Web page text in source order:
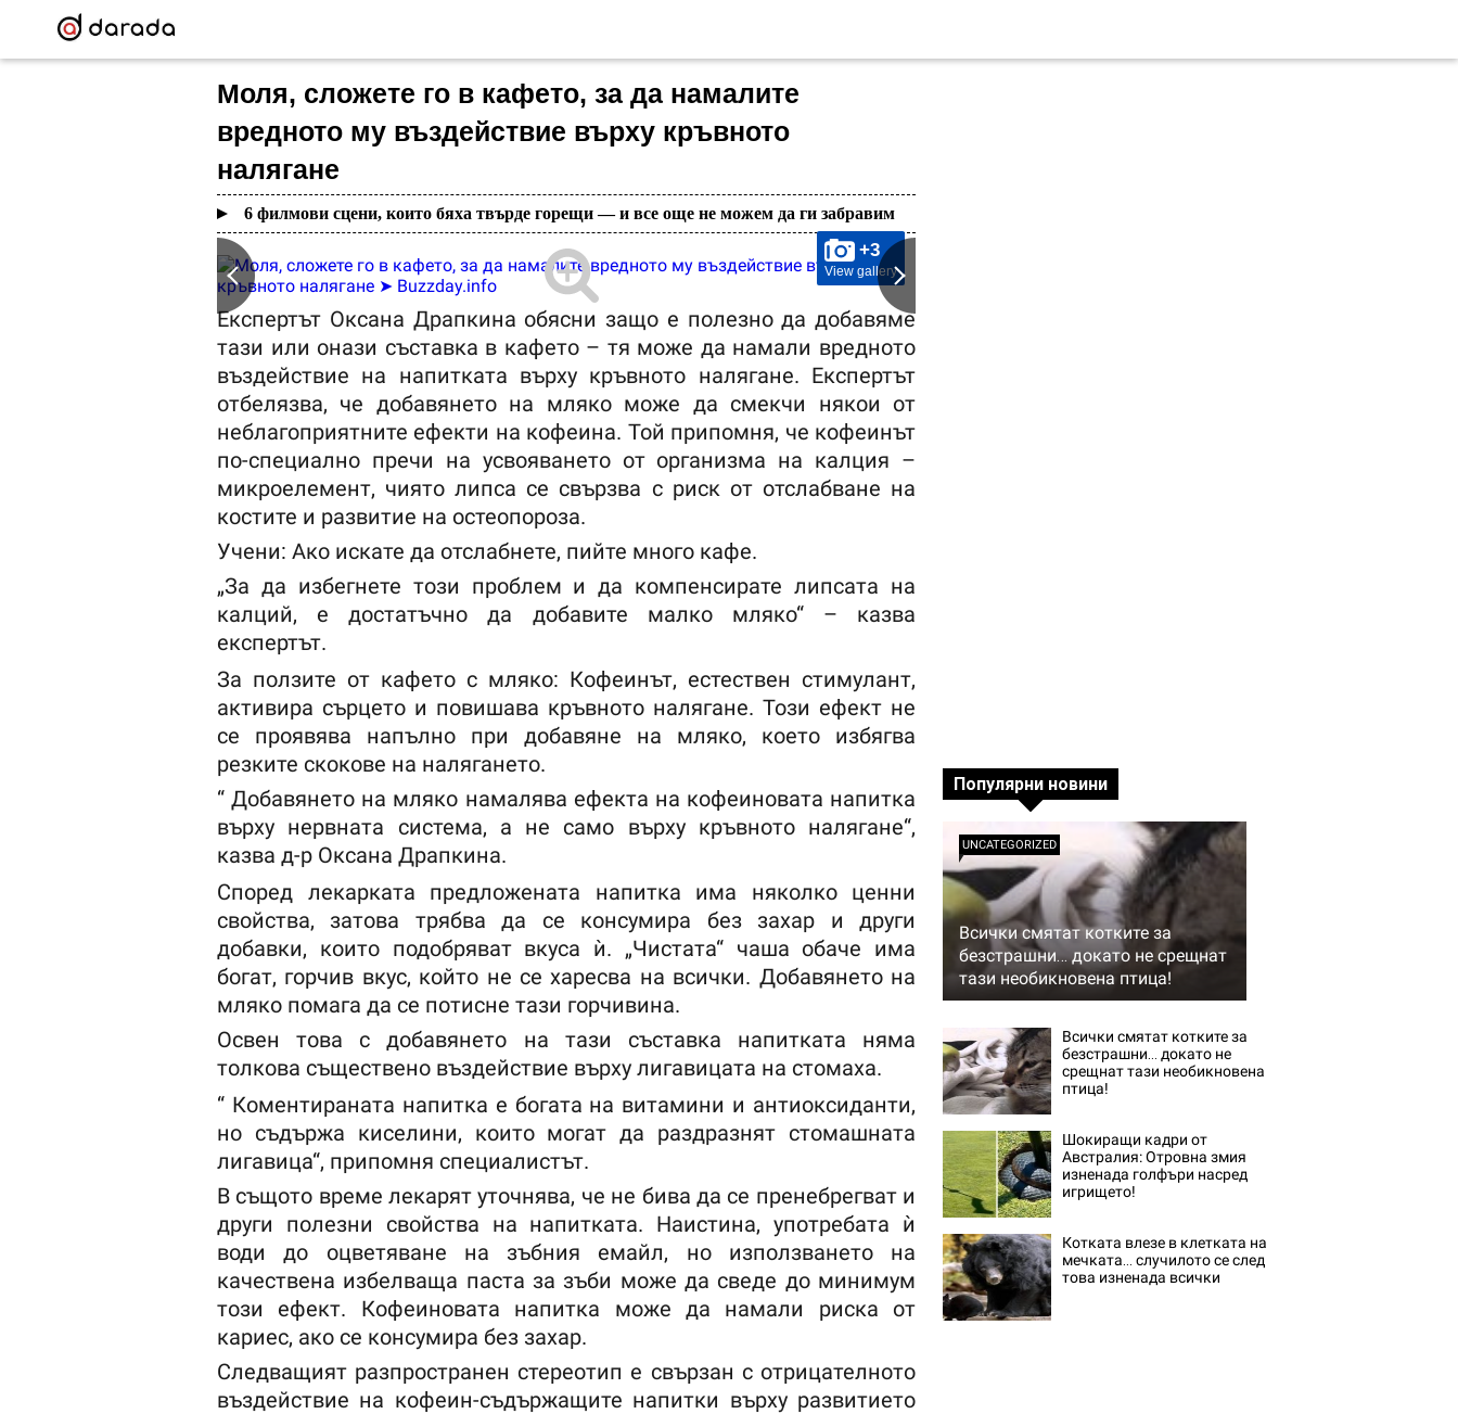
Моля, сложете го в кафето, за да намалите
вредното му въздействие върху кръвното
налягане
6 филмови сцени, които бяха твърде горещи — и все още не можем да ги забравим
+3
View gallery
Експертът Оксана Драпкина обясни защо е полезно да добавяме
тази или онази съставка в кафето – тя може да намали вредното
въздействие на напитката върху кръвното налягане. Експертът
отбелязва, че добавянето на мляко може да смекчи някои от
неблагоприятните ефекти на кофеина. Той припомня, че кофеинът
по-специално пречи на усвояването от организма на калция –
микроелемент, чиято липса се свързва с риск от отслабване на
костите и развитие на остеопороза.
Учени: Ако искате да отслабнете, пийте много кафе.
„За да избегнете този проблем и да компенсирате липсата на
калций, е достатъчно да добавите малко мляко“ – казва
експертът.
За ползите от кафето с мляко: Кофеинът, естествен стимулант,
активира сърцето и повишава кръвното налягане. Този ефект не
се проявява напълно при добавяне на мляко, което избягва
резките скокове на налягането.
“ Добавянето на мляко намалява ефекта на кофеиновата напитка
върху нервната система, а не само върху кръвното налягане“,
казва д-р Оксана Драпкина.
Според лекарката предложената напитка има няколко ценни
свойства, затова трябва да се консумира без захар и други
добавки, които подобряват вкуса ѝ. „Чистата“ чаша обаче има
богат, горчив вкус, който не се харесва на всички. Добавянето на
мляко помага да се потисне тази горчивина.
Освен това с добавянето на тази съставка напитката няма
толкова съществено въздействие върху лигавицата на стомаха.
“ Коментираната напитка е богата на витамини и антиоксиданти,
но съдържа киселини, които могат да раздразнят стомашната
лигавица“, припомня специалистът.
В същото време лекарят уточнява, че не бива да се пренебрегват и
други полезни свойства на напитката. Наистина, употребата ѝ
води до оцветяване на зъбния емайл, но използването на
качествена избелваща паста за зъби може да сведе до минимум
този ефект. Кофеиновата напитка може да намали риска от
кариес, ако се консумира без захар.
Следващият разпространен стереотип е свързан с отрицателното
въздействие на кофеин-съдържащите напитки върху развитието
Популярни новини
Всички смятат котките за
безстрашни… докато не срещнат
тази необикновена птица!
UNCATEGORIZED
Всички смятат котките за
безстрашни… докато не
срещнат тази необикновена
птица!
Шокиращи кадри от
Австралия: Отровна змия
изненада голфъри насред
игрището!
Котката влезе в клетката на
мечката… случилото се след
това изненада всички